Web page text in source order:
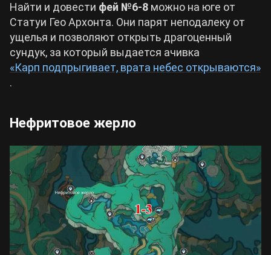
Найти и довести фей №6-8 можно на юге от
Статуи Гео Архонта. Они парят неподалеку от
ущелья и позволяют открыть драгоценный
сундук, за который выдается ачивка
«Карп подпрыгивает, врата небес открываются»
.
Нефритовое жерло